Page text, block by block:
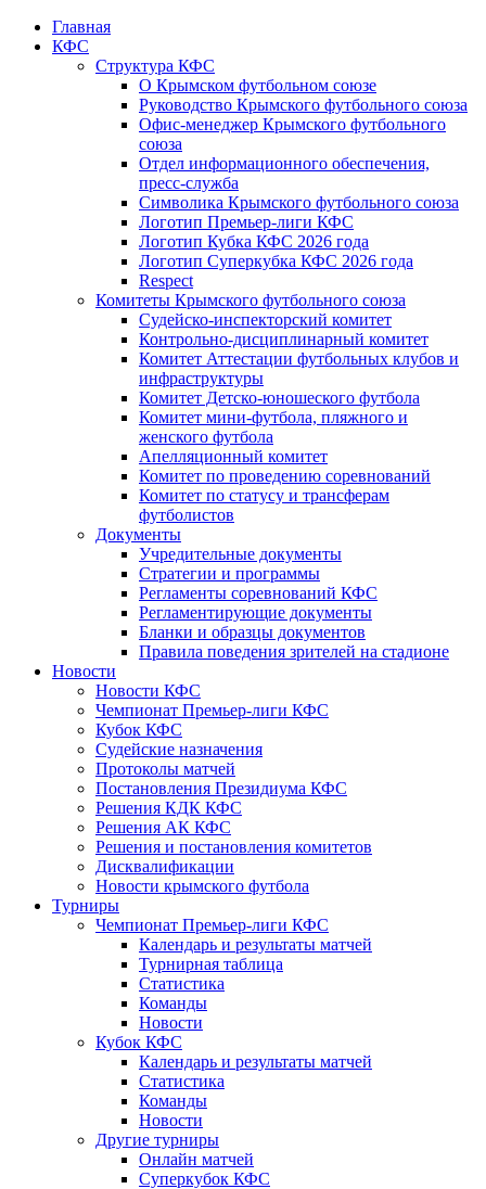
Главная
КФС
Структура КФС
О Крымском футбольном союзе
Руководство Крымского футбольного союза
Офис-менеджер Крымского футбольного
союза
Отдел информационного обеспечения,
пресс-служба
Символика Крымского футбольного союза
Логотип Премьер-лиги КФС
Логотип Кубка КФС 2026 года
Логотип Суперкубка КФС 2026 года
Respect
Комитеты Крымского футбольного союза
Судейско-инспекторский комитет
Контрольно-дисциплинарный комитет
Комитет Аттестации футбольных клубов и
инфраструктуры
Комитет Детско-юношеского футбола
Комитет мини-футбола, пляжного и
женского футбола
Апелляционный комитет
Комитет по проведению соревнований
Комитет по статусу и трансферам
футболистов
Документы
Учредительные документы
Стратегии и программы
Регламенты соревнований КФС
Регламентирующие документы
Бланки и образцы документов
Правила поведения зрителей на стадионе
Новости
Новости КФС
Чемпионат Премьер-лиги КФС
Кубок КФС
Судейские назначения
Протоколы матчей
Постановления Президиума КФС
Решения КДК КФС
Решения АК КФС
Решения и постановления комитетов
Дисквалификации
Новости крымского футбола
Турниры
Чемпионат Премьер-лиги КФС
Календарь и результаты матчей
Турнирная таблица
Статистика
Команды
Новости
Кубок КФС
Календарь и результаты матчей
Статистика
Команды
Новости
Другие турниры
Онлайн матчей
Суперкубок КФС